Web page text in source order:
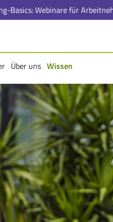
Basics: Webinare für
Über uns Wissen